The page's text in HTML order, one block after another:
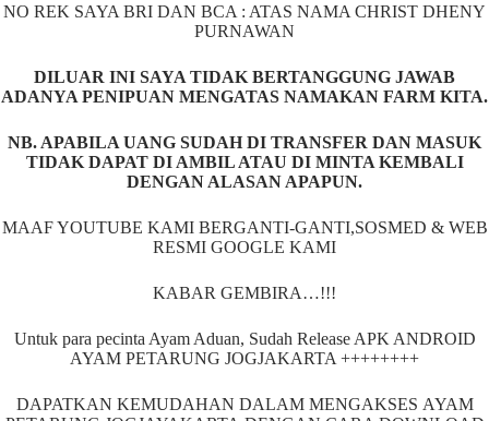
NO REK SAYA BRI DAN BCA : ATAS NAMA CHRIST DHENY
PURNAWAN
DILUAR INI SAYA TIDAK BERTANGGUNG JAWAB
ADANYA PENIPUAN MENGATAS NAMAKAN FARM KITA.
NB. APABILA UANG SUDAH DI TRANSFER DAN MASUK
TIDAK DAPAT DI AMBIL ATAU DI MINTA KEMBALI
DENGAN ALASAN APAPUN.
MAAF YOUTUBE KAMI BERGANTI-GANTI,SOSMED & WEB
RESMI GOOGLE KAMI
KABAR GEMBIRA…!!!
Untuk para pecinta Ayam Aduan, Sudah Release APK ANDROID
AYAM PETARUNG JOGJAKARTA ++++++++
DAPATKAN KEMUDAHAN DALAM MENGAKSES AYAM